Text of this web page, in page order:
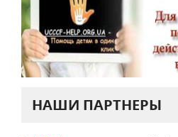
НАШИ ПАРТНЕРЫ